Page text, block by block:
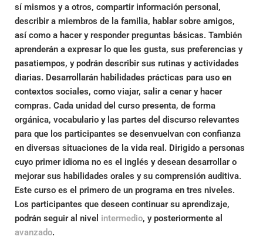
sí mismos y a otros, compartir información personal,
describir a miembros de la familia, hablar sobre amigos,
así como a hacer y responder preguntas básicas. También
aprenderán a expresar lo que les gusta, sus preferencias y
pasatiempos, y podrán describir sus rutinas y actividades
diarias. Desarrollarán habilidades prácticas para uso en
contextos sociales, como viajar, salir a cenar y hacer
compras. Cada unidad del curso presenta, de forma
orgánica, vocabulario y las partes del discurso relevantes
para que los participantes se desenvuelvan con confianza
en diversas situaciones de la vida real. Dirigido a personas
cuyo primer idioma no es el inglés y desean desarrollar o
mejorar sus habilidades orales y su comprensión auditiva.
Este curso es el primero de un programa en tres niveles.
Los participantes que deseen continuar su aprendizaje,
podrán seguir al nivel intermedio, y posteriormente al
avanzado.